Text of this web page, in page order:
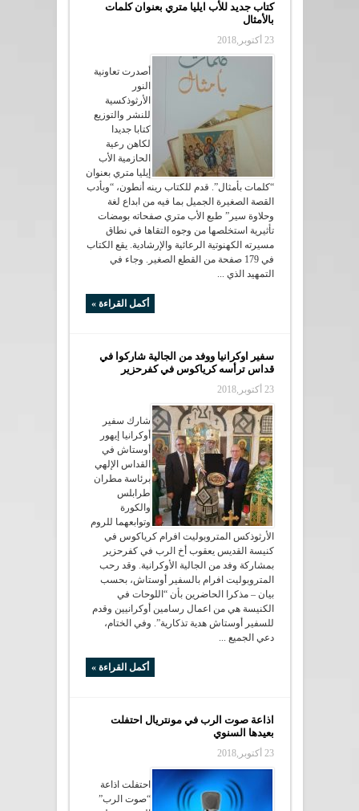
كتاب جديد للأب ايليا متري بعنوان كلمات
بالأمثال
23 أكتوبر,2018
أصدرت تعاونية
النور
الأرثوذكسية
للنشر والتوزيع
كتابا جديدا
لكاهن رعية
الحازمية الأب
إيليا متري بعنوان
“كلمات بأمثال”. قدم للكتاب رينه أنطون، “وبأدب
القصة الصغيرة الجميل بما فيه من ابداع لغة
وحلاوة سير” طبع الأب متري صفحاته بومضات
تأثيرية استخلصها من وجوه التقاها في نطاق
مسيرته الكهنوتية الرعائية والإرشادية. يقع الكتاب
في 179 صفحة من القطع الصغير. وجاء في
التمهيد الذي ...
أكمل القراءة »
سفير اوكرانيا ووفد من الجالية شاركوا في
قداس ترأسه كرياكوس في كفرحزير
23 أكتوبر,2018
شارك سفير
أوكرانيا إيهور
أوستاش في
القداس الإلهي
برئاسة مطران
طرابلس
والكورة
وتوابعهما للروم
الأرثوذكس المتروبوليت افرام كرياكوس في
كنيسة القديس يعقوب أخ الرب في كفرحزير
بمشاركة وفد من الجالية الأوكرانية. وقد رحب
المتروبوليت افرام بالسفير أوستاش، بحسب
بيان – مذكرا الحاضرين بأن “اللوحات في
الكنيسة هي من اعمال رسامين أوكرانيين وقدم
للسفير أوستاش هدية تذكارية”. وفي الختام،
دعي الجميع ...
أكمل القراءة »
اذاعة صوت الرب في مونتريال احتفلت
بعيدها السنوي
23 أكتوبر,2018
احتفلت اذاعة
“صوت الرب”